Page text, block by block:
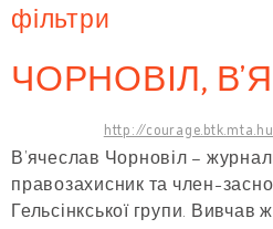
фільтри
ЧОРНОВІЛ,
http://
В’ячеслав Чорновіл –
правозахисник та член-
Гельсінкської групи. Вивчав